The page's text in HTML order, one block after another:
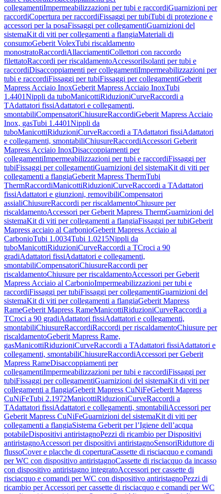
collegamentiImpermeabilizzazioni per tubi e raccordiGuarnizioni per
raccordiCopertura per raccordiFissaggi per tubiTubi di protezione e
accessori per la posaFissaggi per collegamentiGuarnizioni del
sistemaKit di viti per collegamenti a flangiaMateriali di
consumoGeberit VolexTubi riscaldamento
monostratoRaccordiAllacciamentiCollettori con raccordo
filettatoRaccordi per riscaldamentoAccessoriIsolanti per tubi e
raccordiDisaccoppiamenti per collegamentiImpermeabilizzazioni per
tubi e raccordiFissaggi per tubiFissaggi per collegamentiGeberit
Mapress Acciaio InoxGeberit Mapress Acciaio InoxTubi
1.4401Nippli da tuboManicottiRiduzioniCurveRaccordi a
TAdattatori fissiAdattatori e collegamenti,
smontabiliCompensatoriChiusureRaccordiGeberit Mapress Acciaio
Inox, gasTubi 1.4401Nippli da
tuboManicottiRiduzioniCurveRaccordi a TAdattatori fissiAdattatori
e collegamenti, smontabiliChiusureRaccordiAccessori Geberit
Mapress Acciaio InoxDisaccoppiamenti per
collegamentiImpermeabilizzazioni per tubi e raccordiFissaggi per
tubiFissaggi per collegamentiGuarnizioni del sistemaKit di viti per
collegamenti a flangiaGeberit Mapress ThermTubi
ThermRaccordiManicottiRiduzioniCurveRaccordi a TAdattatori
fissiAdattatori e giunzioni, removibiliCompensatori
assialiChiusureRaccordi per riscaldamentoChiusure per
riscaldamentoAccessori per Geberit Mapress ThermGuarnizioni del
sistemaKit di viti per collegamenti a flangiaFissaggi per tubiGeberit
Mapress acciaio al CarbonioGeberit Mapress Acciaio al
CarbonioTubi 1.0034Tubi 1.0215Nippli da
tuboManicottiRiduzioniCurveRaccordi a TCroci a 90
gradiAdattatori fissiAdattatori e collegamenti,
smontabiliCompensatoriChiusureRaccordi per
riscaldamentoChiusure per riscaldamentoAccessori per Geberit
Mapress Acciaio al CarbonioImpermeabilizzazioni per tubi e
raccordiFissaggi per tubiFissaggi per collegamentiGuarnizioni del
sistemaKit di viti per collegamenti a flangiaGeberit Mapress
RameGeberit Mapress RameManicottiRiduzioniCurveRaccordi a
TCroci a 90 gradiAdattatori fissiAdattatori e collegamenti,
smontabiliChiusureRaccordiRaccordi per riscaldamentoChiusure per
riscaldamentoGeberit Mapress Rame,
gasManicottiRiduzioniCurveRaccordi a TAdattatori fissiAdattatori e
collegamenti, smontabiliChiusureRaccordiAccessori per Geberit
Mapress RameDisaccoppiamenti per
collegamentiImpermeabilizzazioni per tubi e raccordiFissaggi per
tubiFissaggi per collegamentiGuarnizioni del sistemaKit di viti per
collegamenti a flangiaGeberit Mapress CuNiFeGeberit Mapress
CuNiFeTubi 2.1972ManicottiRiduzioniCurveRaccordi a
TAdattatori fissiAdattatori e collegamenti, smontabiliAccessori per
Geberit Mapress CuNiFeGuarnizioni del sistemaKit di viti per
collegamenti a flangiaSistema Geberit per l’Igiene dell’acqua
potabileDispositivi antiristagnoPezzi di ricambio per Dispositivi
antiristagnoAccessori per dispositivi antiristagnoSensoriRiduttore di
flussoCover e placche di coperturaCassette di risciacquo e comandi
per WC con dispositivo antiristagnoCassette di risciacquo da incasso
con dispositivo antiristagno integratoAccessori per cassette di
risciacquo e comandi per WC con dispositivo antiristagnoPezzi di
ricambio per Accessori per cassette di risciacquo e comandi per WC